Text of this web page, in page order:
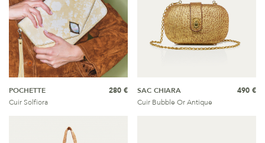
POCHETTE
Cuir Solfiora
280 €
SAC CHIARA
Cuir Bubble Or Antique
490 €